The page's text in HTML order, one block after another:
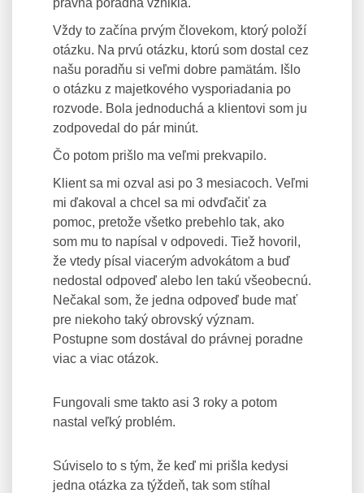
právna poradňa vznikla.
Vždy to začína prvým človekom, ktorý položí
otázku. Na prvú otázku, ktorú som dostal cez
našu poradňu si veľmi dobre pamätám. Išlo
o otázku z majetkového vysporiadania po
rozvode. Bola jednoduchá a klientovi som ju
zodpovedal do pár minút.
Čo potom prišlo ma veľmi prekvapilo.
Klient sa mi ozval asi po 3 mesiacoch. Veľmi
mi ďakoval a chcel sa mi odvďačiť za
pomoc, pretože všetko prebehlo tak, ako
som mu to napísal v odpovedi. Tiež hovoril,
že vtedy písal viacerým advokátom a buď
nedostal odpoveď alebo len takú všeobecnú.
Nečakal som, že jedna odpoveď bude mať
pre niekoho taký obrovský význam.
Postupne som dostával do právnej poradne
viac a viac otázok.
Fungovali sme takto asi 3 roky a potom
nastal veľký problém.
Súviselo to s tým, že keď mi prišla kedysi
jedna otázka za týždeň, tak som stíhal